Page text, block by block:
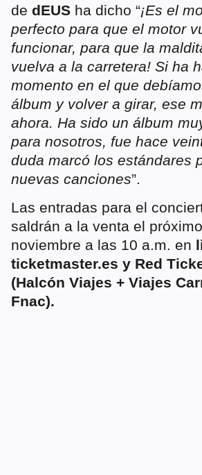
de dEUS ha dicho “¡Es el
perfecto para que el motor
funcionar, para que la
vuelva a la carretera! Si ha
momento en el que
álbum y volver a girar, ese
ahora. Ha sido un álbum
para nosotros, fue hace
duda marcó los estándares
nuevas canciones”.
Las entradas para el
saldrán a la venta el
noviembre a las 10 a.m. en
ticketmaster.es y Red
(Halcón Viajes + Viajes
Fnac).